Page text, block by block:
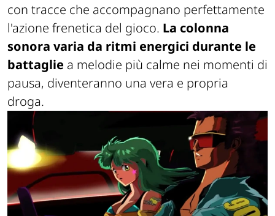
con tracce che accompagnano perfettamente
l'azione frenetica del gioco. La colonna
sonora varia da ritmi energici durante le
battaglie a melodie più calme nei momenti di
pausa, diventeranno una vera e propria
droga.